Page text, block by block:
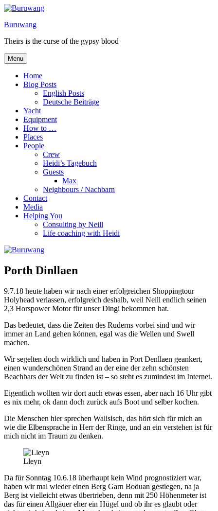
Skip
content
Buruwang
Theirs is the curse of the gypsy blood
Menu
Home
Blog Posts
English Posts
Deutsche Beiträge
Yacht
Equipment
How to …
Places
People
Crew
Heidi’s Tagebuch
Guests
Max
Neighbours / Nachbarn
Contact
Media
Helping You
Consulting by Neill
Life coaching with Heidi
Porth Dinllaen
9.7.18 heute haben wir nach einer erfolgreichen Shoppingtour
Holyhead verlassen, erfolgreich deshalb, weil Neill endlich seinen
2,3 Horspower Motor für unser Dingi bekommen hat.
Das bedeutet, dass die Zeiten des Ruderns vorbei sind und wir
immer an Land gehen können, egal was die Wellen und Swell
machen.
Wir segelten doch wirklich und haben in Port Denllaen geankert,
einen wunderschönen Strand an der eine der zehn schönsten
Beachbars der Welt zu finden ist – so steht es zumindest im Internet.
Eigentlich wollten wir dort auch etwas essen, aber nach 16 Uhr gibt
es nix mehr, ok dann doch zurück aufs Boot und selber kochen.
Die Menschen hier sprechen Walisisch, das hört sich für mich an
wie die Elbensprache in Herr der Ringe, und an ein verstehen ist für
mich nicht im Traum zu denken.
Lleyn
Da für Sonntag 10.6.18 überhaupt kein Wind prognostiziert war,
haben wir mal wieder einen Berg Garn Boduan gestiegen, na ja
Berg ist vielleicht etwas übertrieben, denn mit 250 Höhenmeter ist
das für einen Allgäuer eher ein Hügel und ob ihr es glaubt oder